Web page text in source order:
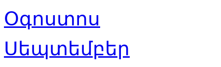
Օգոստոս
Սեպտեմբեր